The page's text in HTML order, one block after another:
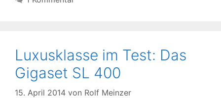
Luxusklasse im Test: Das
Gigaset SL 400
15. April 2014 von Rolf Meinzer